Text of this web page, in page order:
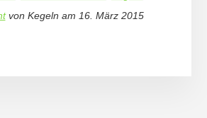
von Kegeln am 16. März 2015